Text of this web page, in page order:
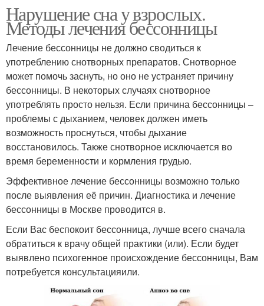
Нарушение сна у взрослых.
Методы лечения бессонницы
Лечение бессонницы не должно сводиться к
употреблению снотворных препаратов. Снотворное
может помочь заснуть, но оно не устраняет причину
бессонницы. В некоторых случаях снотворное
употреблять просто нельзя. Если причина бессонницы –
проблемы с дыханием, человек должен иметь
возможность проснуться, чтобы дыхание
восстановилось. Также снотворное исключается во
время беременности и кормления грудью.
Эффективное лечение бессонницы возможно только
после выявления её причин. Диагностика и лечение
бессонницы в Москве проводится в.
Если Вас беспокоит бессонница, лучше всего сначала
обратиться к врачу общей практики (или). Если будет
выявлено психогенное происхождение бессонницы, Вам
потребуется консультацияили.